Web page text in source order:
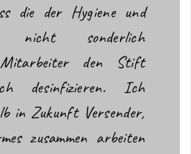
die der Hygiene und
nicht sonderlich
Mitarbeiter den Stift
desinfizieren. Ich
in Zukunft Versender,
zusammen arbeiten